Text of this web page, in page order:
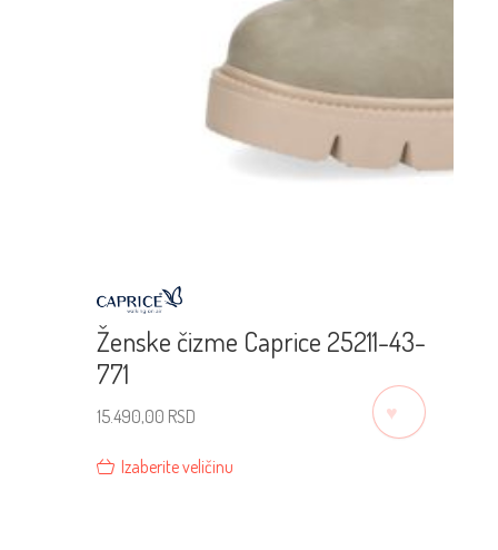
Ženske čizme Caprice 25211-43-
771
15.490,00 RSD
Izaberite veličinu